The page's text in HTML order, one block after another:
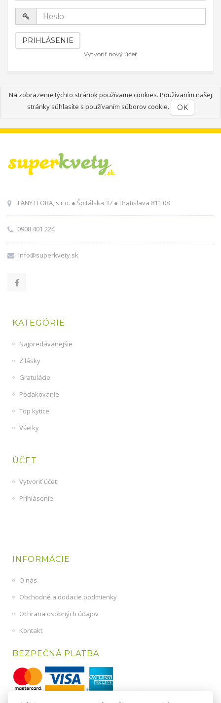
PRIHLÁSENIE
Vytvoriť nový účet
Na zobrazenie týchto stránok používame cookies. Používaním našej
stránky súhlasíte s používaním súborov cookie.
OK
FANY FLORA, s.r.o. ● Špitálska 37 ● Bratislava 811 08
0908 401 224
info@superkvety.sk
KATEGÓRIE
Najpredávanejšie
Z lásky
Gratulácie
Poďakovanie
Top kytice
Všetky
ÚČET
Vytvoriť účet
Prihlásenie
INFORMÁCIE
O nás
Obchodné a dodacie podmienky
Ochrana osobných údajov
Kontakt
BEZPEČNÁ PLATBA